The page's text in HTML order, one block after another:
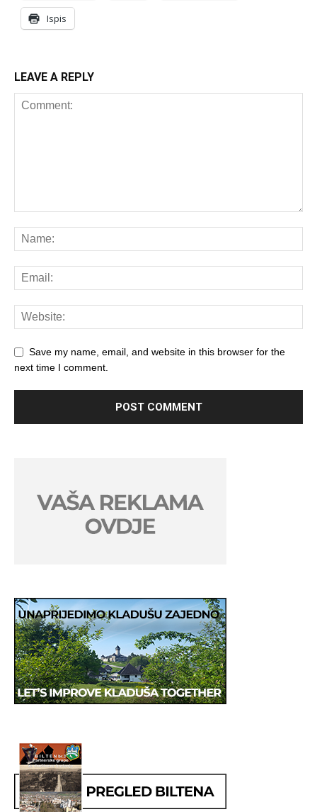
Ispis
LEAVE A REPLY
Save my name, email, and website in this browser for the
next time I comment.